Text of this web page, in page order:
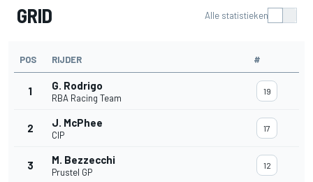
GRID Alle statistieken
POS RIJDER #
1 G. Rodrigo
RBA Racing Team
19
2 J. McPhee
CIP
17
3 M. Bezzecchi
Prustel GP
12